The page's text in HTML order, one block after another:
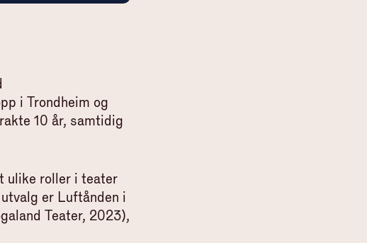
i Trondheim og
10 år, samtidig
ulike roller i teater
er Luftånden i
Teater, 2023),